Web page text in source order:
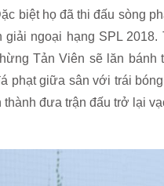
biệt họ đã thi đấu sòng
ngoại hạng SPL
Tản Viên sẽ lăn bánh
phạt giữa sân với trái
thành đưa trận đấu trở lại